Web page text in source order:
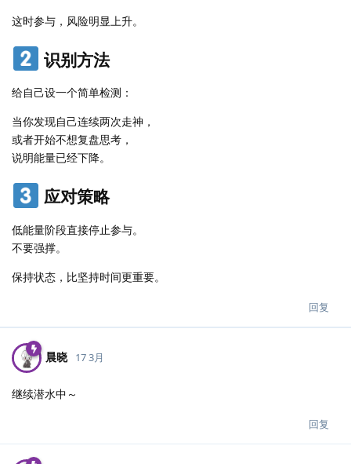
这时参与，风险明显上升。
识别方法
给自己设一个简单检测：
当你发现自己连续两次走神，
或者开始不想复盘思考，
说明能量已经下降。
应对策略
低能量阶段直接停止参与。
不要强撑。
保持状态，比坚持时间更重要。
回复
晨晓 17 3月
继续潜水中～
回复